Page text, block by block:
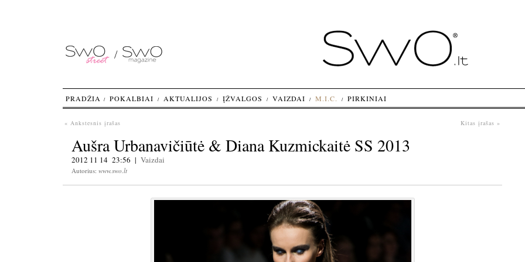
« Ankstesnis įrašas Kitas įrašas »
Aušra Urbanavičiūtė & Diana Kuzmickaitė SS 2013
2012 11 14 23:56 | Vaizdai
Autorius: www.swo.lt
PRADŽIA POKALBIAI AKTUALIJOS ĮŽVALGOS VAIZDAI M.I.C. PIRKINIAI